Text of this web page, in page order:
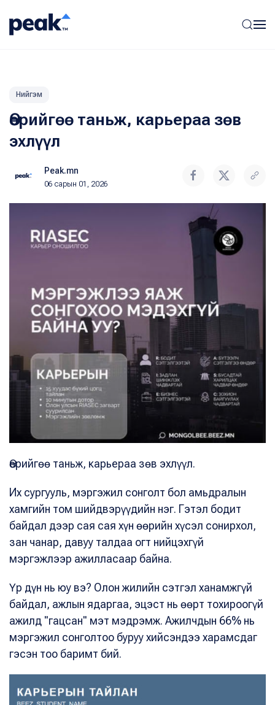
Нийгэм
Өөрийгөө таньж, карьераа зөв
эхлүүл
Peak.mn
06 сарын 01, 2026
Өөрийгөө таньж, карьераа зөв эхлүүл.
Их сургууль, мэргэжил сонголт бол амьдралын
хамгийн том шийдвэрүүдийн нэг. Гэтэл бодит
байдал дээр сая сая хүн өөрийн хүсэл сонирхол,
зан чанар, давуу талдаа огт нийцэхгүй
мэргэжлээр ажилласаар байна.
Үр дүн нь юу вэ? Олон жилийн сэтгэл ханамжгүй
байдал, ажлын ядаргаа, эцэст нь өөрт тохироогүй
ажилд "гацсан" мэт мэдрэмж. Ажилчдын 66% нь
мэргэжил сонголтоо буруу хийсэндээ харамсдаг
гэсэн тоо баримт бий.